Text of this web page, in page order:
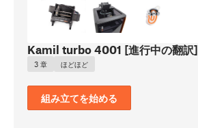
Kamil turbo 4001 [進行中の翻訳]
3 章 ほどほど
組み立てを始める